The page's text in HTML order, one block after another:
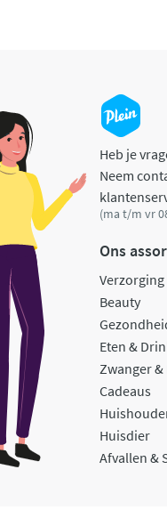
Heb je
Neem
(ma t/m vr
Ons
Verzorging
Beauty
Eten &
Zwanger &
Cadeaus
Huisdier
Afvallen &